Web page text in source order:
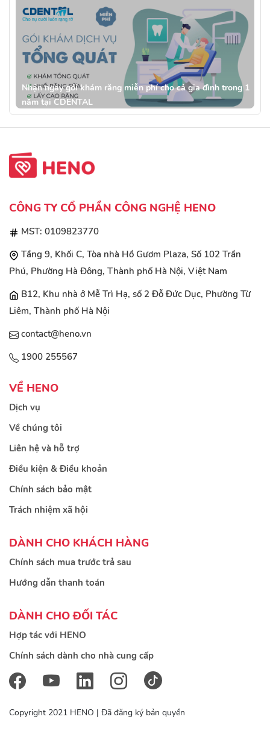
Nhận ngay gói khám răng miễn phí cho cả gia đình trong 1
năm tại CDENTAL
CÔNG TY CỔ PHẦN CÔNG NGHỆ HENO
MST: 0109823770
Tầng 9, Khối C, Tòa nhà Hồ Gươm Plaza, Số 102 Trần
Phú, Phường Hà Đông, Thành phố Hà Nội, Việt Nam
B12, Khu nhà ở Mễ Trì Hạ, số 2 Đỗ Đức Dục, Phường Từ
Liêm, Thành phố Hà Nội
contact@heno.vn
1900 255567
VỀ HENO
Dịch vụ
Về chúng tôi
Liên hệ và hỗ trợ
Điều kiện & Điều khoản
Chính sách bảo mật
Trách nhiệm xã hội
DÀNH CHO KHÁCH HÀNG
Chính sách mua trước trả sau
Hướng dẫn thanh toán
DÀNH CHO ĐỐI TÁC
Hợp tác với HENO
Chính sách dành cho nhà cung cấp
Copyright 2021 HENO | Đã đăng ký bản quyền